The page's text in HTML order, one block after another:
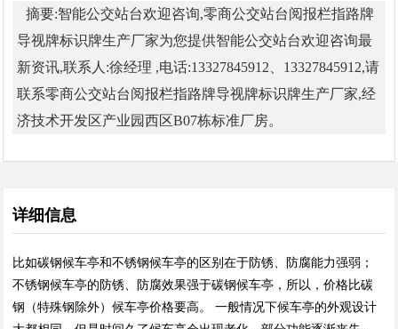
摘要:智能公交站台欢迎咨询,零商公交站台阅报栏指路牌
导视牌标识牌生产厂家为您提供智能公交站台欢迎咨询最
新资讯,联系人:徐经理 ,电话:13327845912、13327845912,请
联系零商公交站台阅报栏指路牌导视牌标识牌生产厂家,经
济技术开发区产业园西区B07栋标准厂房。
详细信息
比如碳钢候车亭和不锈钢候车亭的区别在于防锈、防腐能力强弱；
不锈钢候车亭的防锈、防腐效果强于碳钢候车亭，所以，价格比碳
钢（特殊钢除外）候车亭价格要高。 一般情况下候车亭的外观设计